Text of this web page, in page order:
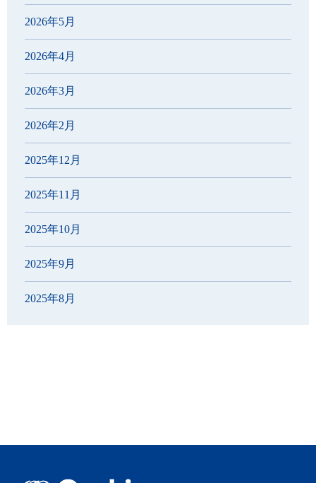
2026年5月
2026年4月
2026年3月
2026年2月
2025年12月
2025年11月
2025年10月
2025年9月
2025年8月